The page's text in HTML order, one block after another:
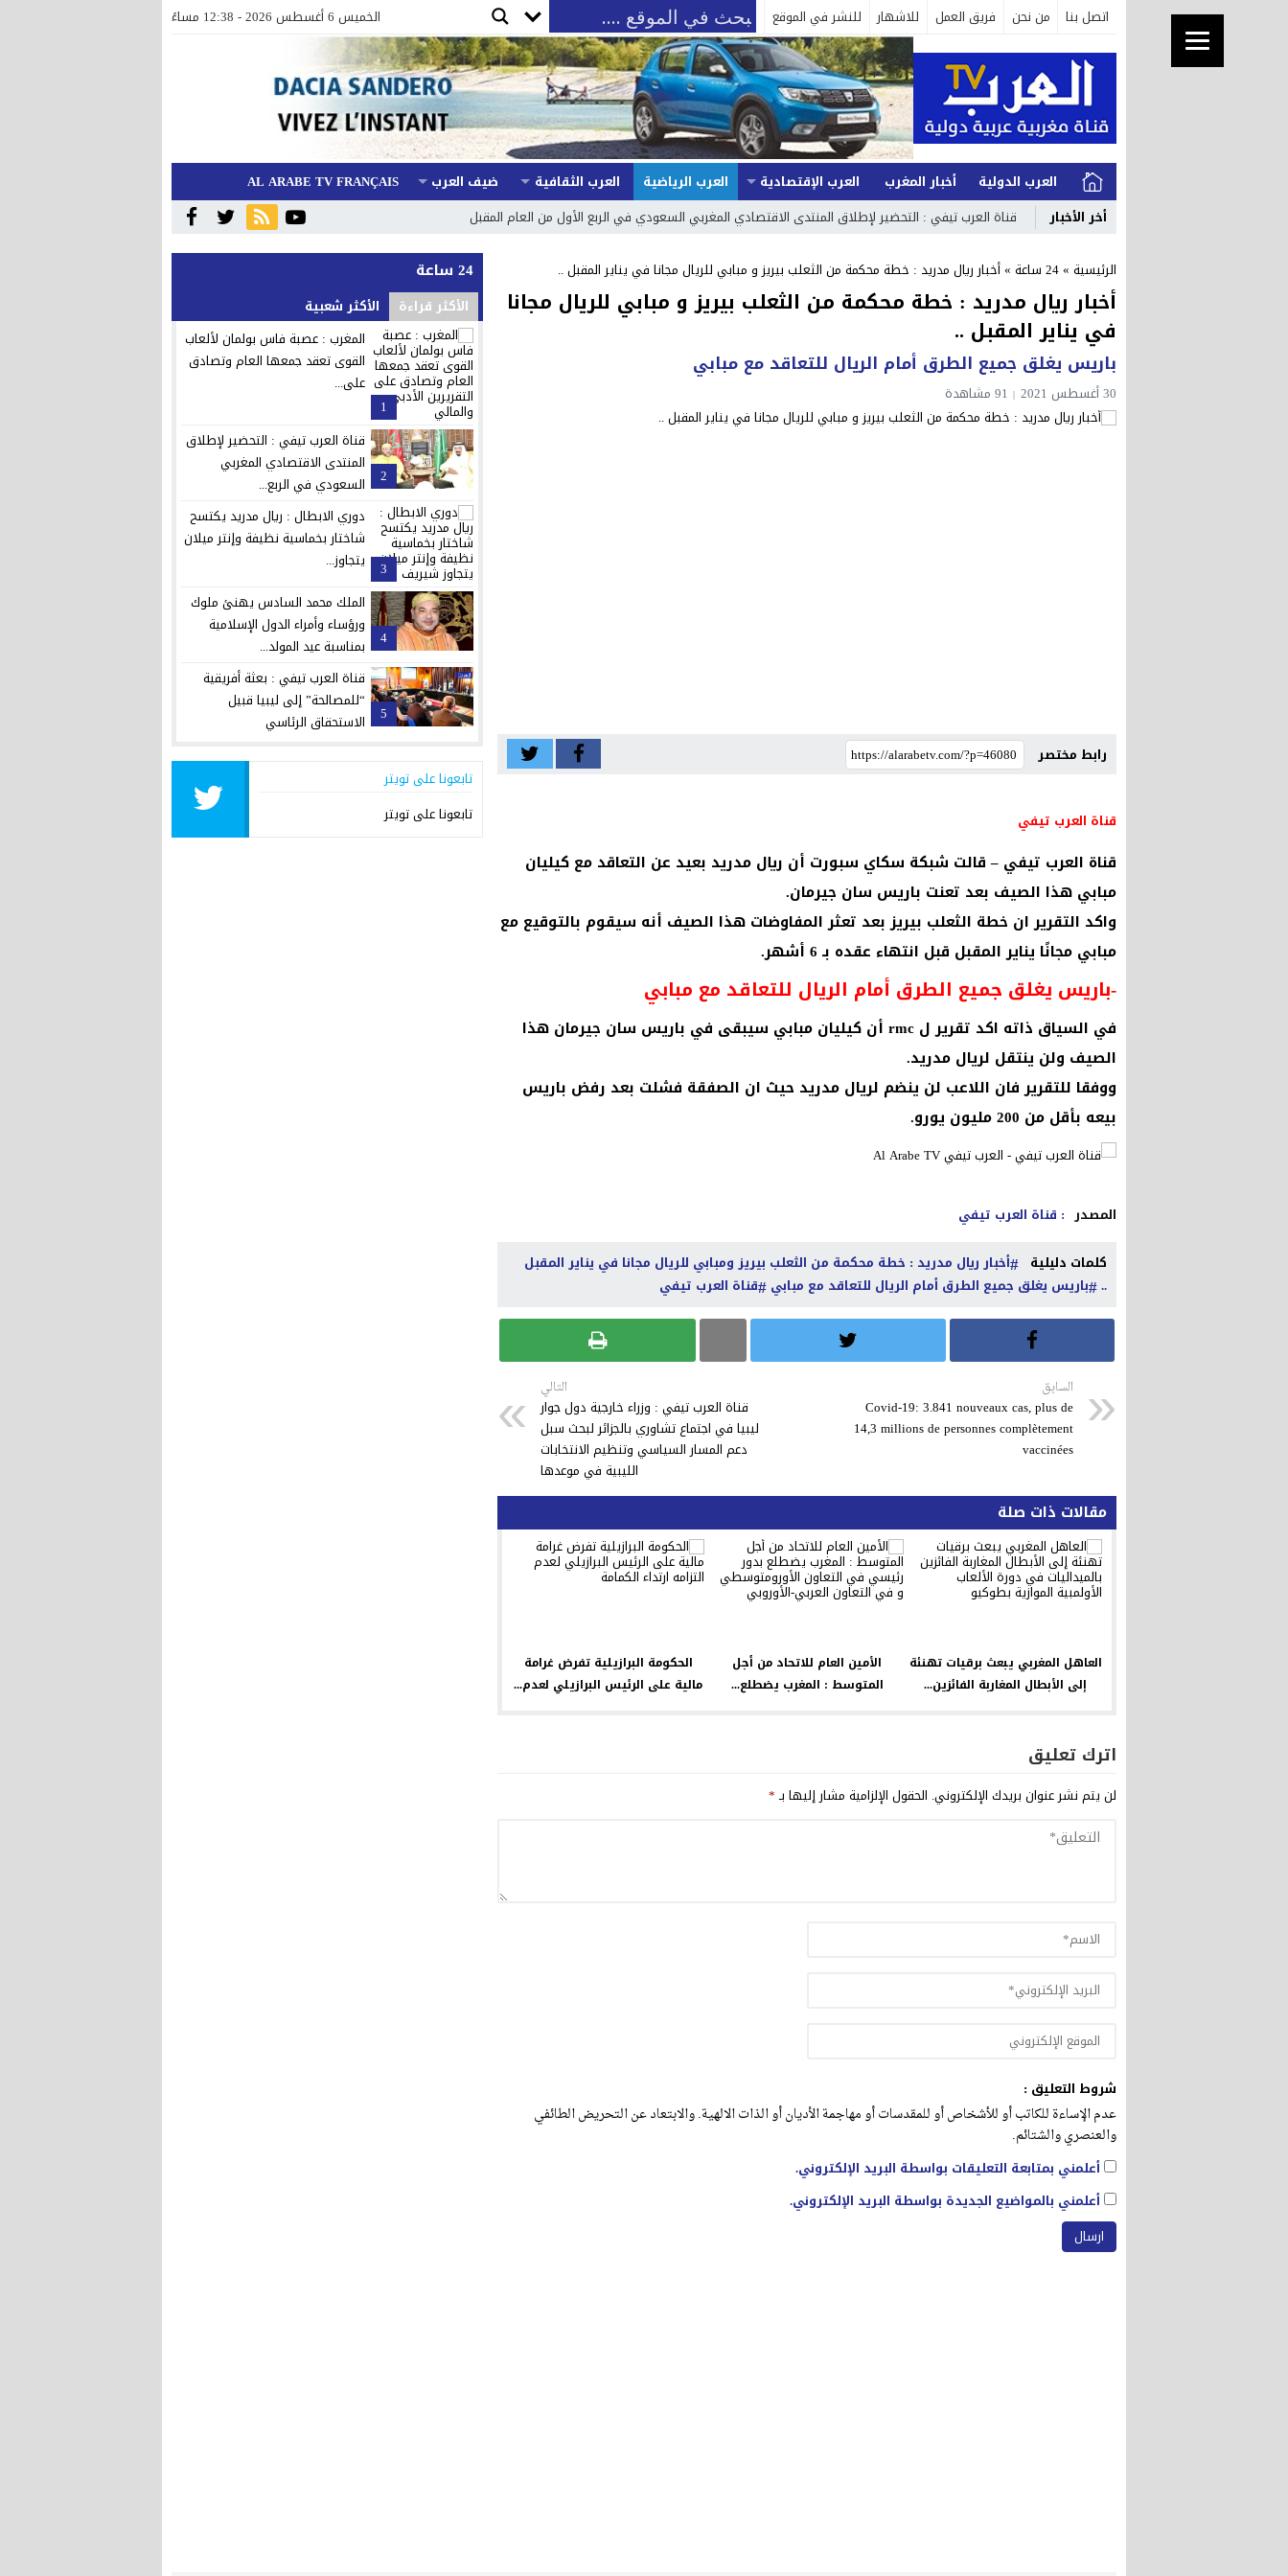
اتصل بنا من نحن فريق العمل للاشهار للنشر في الموقع الخميس 6 أغسطس 2026 - 12:38 مساءً
العرب الدولية أخبار المغرب العرب الإقتصادية العرب الرياضية العرب الثقافية ضيف العرب
AL ARABE TV FRANÇAIS
أخر الأخبار
قناة العرب تيفي : التحضير لإطلاق المنتدى الاقتصادي المغربي السعودي في الربع الأول من العام المقبل
الرئيسية »24 ساعة »أخبار ريال مدريد : خطة محكمة من الثعلب بيريز و مبابي للريال مجانا في يناير المقبل ..
أخبار ريال مدريد : خطة محكمة من الثعلب بيريز و مبابي للريال مجانا
في يناير المقبل ..
باريس يغلق جميع الطرق أمام الريال للتعاقد مع مبابي
30 أغسطس 2021 91 مشاهدة
رابط مختصر
قناة العرب تيفي
قناة العرب تيفي – قالت شبكة سكاي سبورت أن ريال مدريد بعيد عن التعاقد مع كيليان
مبابي هذا الصيف بعد تعنت باريس سان جيرمان.
‏واكد التقرير ان خطة الثعلب بيريز بعد تعثر المفاوضات هذا الصيف أنه سيقوم بالتوقيع مع
مبابي مجانًا يناير المقبل قبل انتهاء عقده بـ 6 أشهر.
-باريس يغلق جميع الطرق أمام الريال للتعاقد مع مبابي
في السياق ذاته اكد تقرير ل rmc أن كيليان مبابي سيبقى في باريس سان جيرمان هذا
الصيف ولن ينتقل لريال مدريد.
ووفقا للتقرير فان اللاعب لن ينضم لريال مدريد حيث ان الصفقة فشلت بعد رفض باريس
بيعه بأقل من 200 مليون يورو.
المصدر : قناة العرب تيفي
كلمات دليلية
أخبار ريال مدريد : خطة محكمة من الثعلب بيريز ومبابي للريال مجانا في يناير المقبل
.. باريس يغلق جميع الطرق أمام الريال للتعاقد مع مبابي قناة العرب تيفي
السابق
Covid-19: 3.841 nouveaux cas, plus de
14,3 millions de personnes complètement
vaccinées
التالي
قناة العرب تيفي : وزراء خارجية دول جوار
ليبيا في اجتماع تشاوري بالجزائر لبحث سبل
دعم المسار السياسي وتنظيم الانتخابات
الليبية في موعدها
مقالات ذات صلة
العاهل المغربي يبعث برقيات تهنئة
إلى الأبطال المغاربة الفائزين...
الأمين العام للاتحاد من أجل
المتوسط : المغرب يضطلع...
الحكومة البرازيلية تفرض غرامة
مالية على الرئيس البرازيلي لعدم...
اترك تعليق
لن يتم نشر عنوان بريدك الإلكتروني. الحقول الإلزامية مشار إليها بـ*
شروط التعليق :
عدم الإساءة للكاتب أو للأشخاص أو للمقدسات أو مهاجمة الأديان أو الذات الالهية. والابتعاد عن التحريض الطائفي
والعنصري والشتائم.
أعلمني بمتابعة التعليقات بواسطة البريد الإلكتروني.
أعلمني بالمواضيع الجديدة بواسطة البريد الإلكتروني.
24 ساعة
الأكثر قراءة الأكثر شعبية
1
المغرب : عصبة فاس بولمان لألعاب
القوى تعقد جمعها العام وتصادق
على...
2
قناة العرب تيفي : التحضير لإطلاق
المنتدى الاقتصادي المغربي
السعودي في الربع...
3
دوري الابطال : ريال مدريد يكتسح
شاختار بخماسية نظيفة وإنتر ميلان
يتجاوز...
4
الملك محمد السادس يهنئ ملوك
ورؤساء وأمراء الدول الإسلامية
بمناسبة عيد المولد...
5
قناة العرب تيفي : بعثة أفريقية
“للمصالحة” إلى ليبيا قبيل
الاستحقاق الرئاسي
تابعونا على تويتر
تابعونا على تويتر